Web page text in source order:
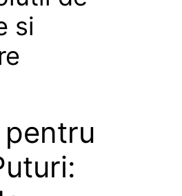
si